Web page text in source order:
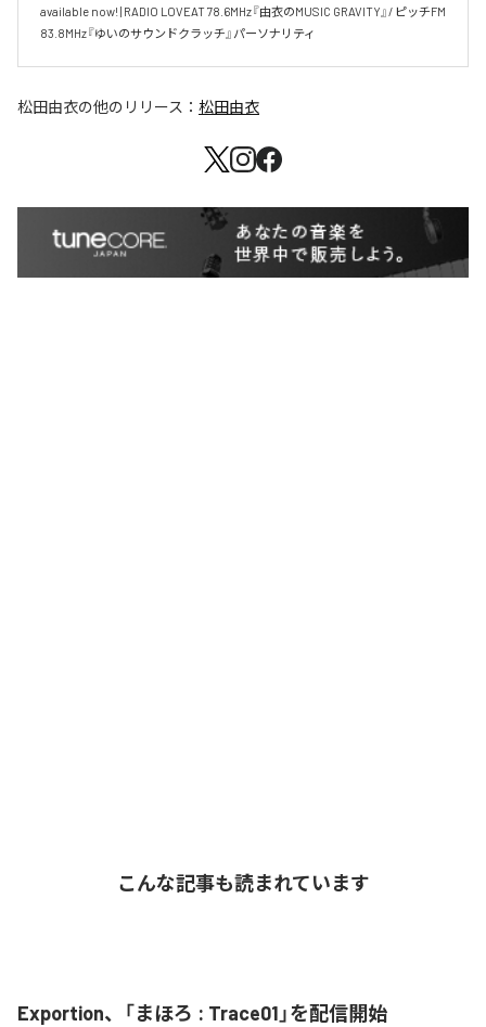
available now! | RADIO LOVEAT 78.6MHz『由衣のMUSIC GRAVITY』/ ピッチFM
83.8MHz『ゆいのサウンドクラッチ』パーソナリティ
松田由衣の他のリリース： 松田由衣
こんな記事も読まれています
Exportion、「まほろ : Trace01」を配信開始